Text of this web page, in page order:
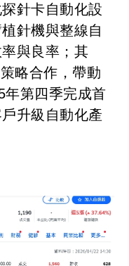
針卡自動化設
針機與整線自
與良率；其
略合作，帶動
年第四季完成首
升級自動化產